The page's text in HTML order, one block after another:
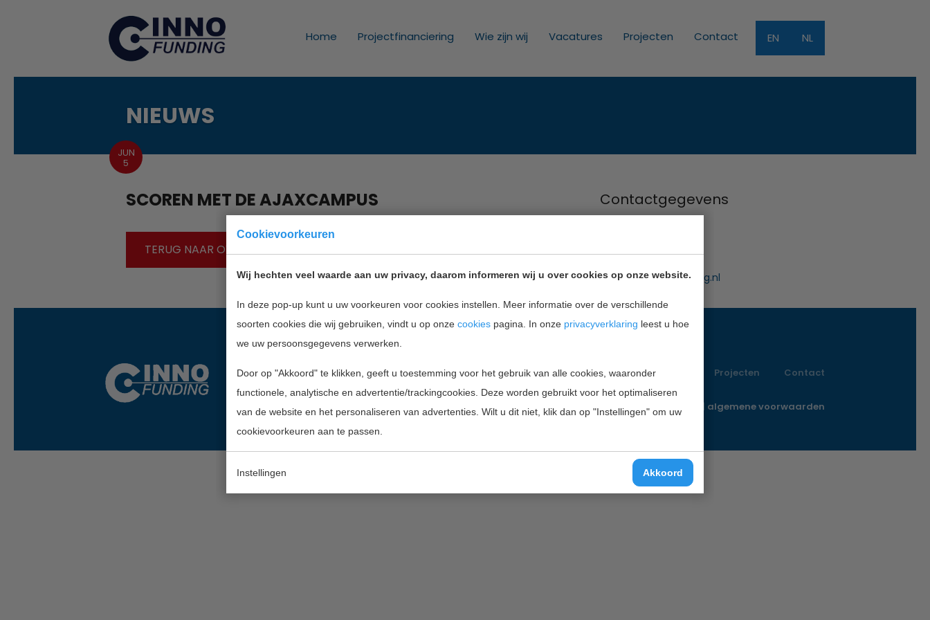
Cookievoorkeuren
Wij hechten veel waarde aan uw privacy, daarom informeren wij u over cookies op onze website.
In deze pop-up kunt u uw voorkeuren voor cookies instellen. Meer informatie over de verschillende
soorten cookies die wij gebruiken, vindt u op onze cookies pagina. In onze privacyverklaring leest u hoe
we uw persoonsgegevens verwerken.
Door op "Akkoord" te klikken, geeft u toestemming voor het gebruik van alle cookies, waaronder
functionele, analytische en advertentie/trackingcookies. Deze worden gebruikt voor het optimaliseren
van de website en het personaliseren van advertenties. Wilt u dit niet, klik dan op "Instellingen" om uw
cookievoorkeuren aan te passen.
Instellingen Akkoord
EN NL
Home Projectfinanciering Wie zijn wij Vacatures Projecten Contact
NIEUWS
JUN
5
SCOREN MET DE AJAXCAMPUS
TERUG NAAR OVERZICHT
Contactgegevens
InnoFunding B.V.
2011 NB Haarlem
Mail: info@innofunding.nl
Home Projectfinanciering Wie zijn wij Vacatures Projecten Contact
Copyright 2026 by Innofunding BV | info@innofunding.nl | algemene voorwaarden